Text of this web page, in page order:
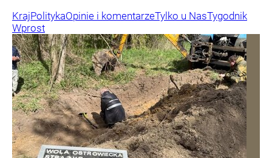
KrajPolitykaOpinie i komentarzeTylko u NasTygodnik
Wprost